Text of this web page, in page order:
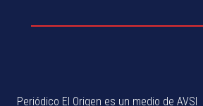
Periódico El Origen es un medio de AVSI